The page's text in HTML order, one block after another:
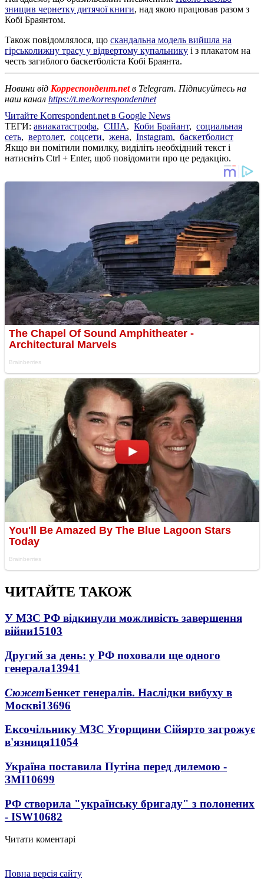
знищив чернетку дитячої книги, над якою працював разом з
Кобі Браянтом.
Також повідомлялося, що скандальна модель вийшла на
гірськолижну трасу у відвертому купальнику і з плакатом на
честь загиблого баскетболіста Кобі Браянта.
Новини від Корреспондент.netв Telegram. Підписуйтесь на
наш канал https://t.me/korrespondentnet
Читайте Korrespondent.net в Google News
ТЕГИ: авиакатастрофа, США, Коби Брайант, социальная
сеть, вертолет, соцсети, жена, Instagram, баскетболист
Якщо ви помітили помилку, виділіть необхідний текст і
натисніть Ctrl + Enter, щоб повідомити про це редакцію.
ЧИТАЙТЕ ТАКОЖ
У МЗС РФ відкинули можливість завершення
війни15103
Другий за день: у РФ поховали ще одного
генерала13941
СюжетБенкет генералів. Наслідки вибуху в
Москві13696
Ексочільнику МЗС Угорщини Сійярто загрожує
в'язниця11054
Україна поставила Путіна перед дилемою -
ЗМІ10699
РФ створила "українську бригаду" з полонених
- ISW10682
Читати коментарі
Повна версія сайту